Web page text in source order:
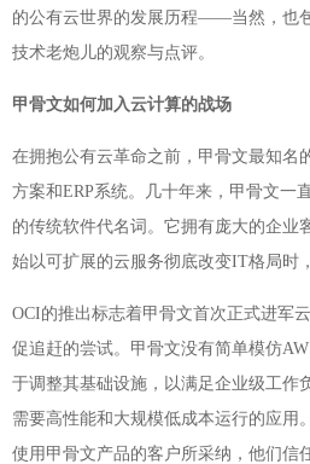
的公有云世界的发展历程——当然，也
技术老炮儿的观察与点评。
甲骨文如何加入云计算的战场
在拥抱公有云革命之前，甲骨文最知名
方案和ERP系统。几十年来，甲骨文一
的传统软件代名词。它拥有庞大的企业
始以可扩展的云服务彻底改变IT格局时
OCI的推出标志着甲骨文首次正式进军
促追赶的尝试。甲骨文没有简单模仿
于调整其基础设施，以满足企业级工作
需要高性能和大规模低成本运行的应用
使用甲骨文产品的客户所采纳，他们信